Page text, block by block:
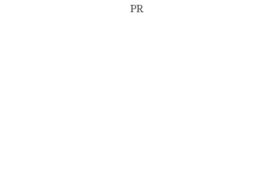
PR